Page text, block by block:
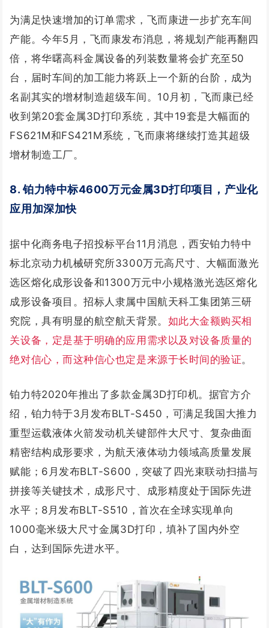
为满足快速增加的订单需求，飞而康进一步扩充车间
产能。今年5月，飞而康发布消息，将规划产能再翻四
倍，将华曙高科金属设备的列装数量将会扩充至50
台，届时车间的加工能力将跃上一个新的台阶，成为
名副其实的增材制造超级车间。10月初，飞而康已经
收到第20套金属3D打印系统，其中19套是大幅面的
FS621M和FS421M系统，飞而康将继续打造其超级
增材制造工厂。
8. 铂力特中标4600万元金属3D打印项目，产业化
应用加深加快
据中化商务电子招投标平台11月消息，西安铂力特中
标北京动力机械研究所3300万元高尺寸、大幅面激光
选区熔化成形设备和1300万元中小规格激光选区熔化
成形设备项目。招标人隶属中国航天科工集团第三研
究院，具有明显的航空航天背景。 如此大金额购买相
关设备，定是基于明确的应用需求以及对设备质量的
绝对信心，而这种信心也定是来源于长时间的验证。
铂力特2020年推出了多款金属3D打印机。据官方介
绍，铂力特于3月发布BLT-S450，可满足我国大推力
重型运载液体火箭发动机关键部件大尺寸、复杂曲面
精密结构成形要求，为航天液体动力领域高质量发展
赋能；6月发布BLT-S600，突破了四光束联动扫描与
拼接等关键技术，成形尺寸、成形精度处于国际先进
水平；8月发布BLT-S510，首次在全球实现单向
1000毫米级大尺寸金属3D打印，填补了国内外空
白，达到国际先进水平。